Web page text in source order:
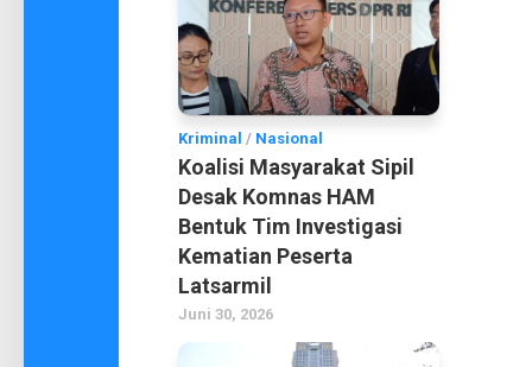
Kriminal / Nasional
Koalisi Masyarakat Sipil
Desak Komnas HAM
Bentuk Tim Investigasi
Kematian Peserta
Latsarmil
Juni 30, 2026